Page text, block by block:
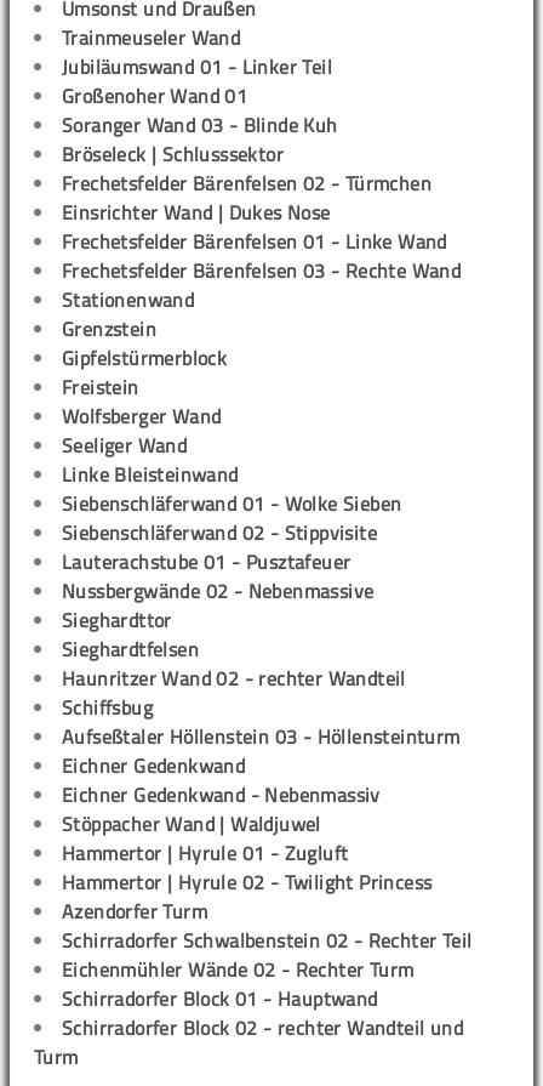
Umsonst und Draußen
Trainmeuseler Wand
Jubiläumswand 01 - Linker Teil
Großenoher Wand 01
Soranger Wand 03 - Blinde Kuh
Bröseleck | Schlusssektor
Frechetsfelder Bärenfelsen 02 - Türmchen
Einsrichter Wand | Dukes Nose
Frechetsfelder Bärenfelsen 01 - Linke Wand
Frechetsfelder Bärenfelsen 03 - Rechte Wand
Stationenwand
Grenzstein
Gipfelstürmerblock
Freistein
Wolfsberger Wand
Seeliger Wand
Linke Bleisteinwand
Siebenschläferwand 01 - Wolke Sieben
Siebenschläferwand 02 - Stippvisite
Lauterachstube 01 - Pusztafeuer
Nussbergwände 02 - Nebenmassive
Sieghardttor
Sieghardtfelsen
Haunritzer Wand 02 - rechter Wandteil
Schiffsbug
Aufseßtaler Höllenstein 03 - Höllensteinturm
Eichner Gedenkwand
Eichner Gedenkwand - Nebenmassiv
Stöppacher Wand | Waldjuwel
Hammertor | Hyrule 01 - Zugluft
Hammertor | Hyrule 02 - Twilight Princess
Azendorfer Turm
Schirradorfer Schwalbenstein 02 - Rechter Teil
Eichenmühler Wände 02 - Rechter Turm
Schirradorfer Block 01 - Hauptwand
Schirradorfer Block 02 - rechter Wandteil und
Turm